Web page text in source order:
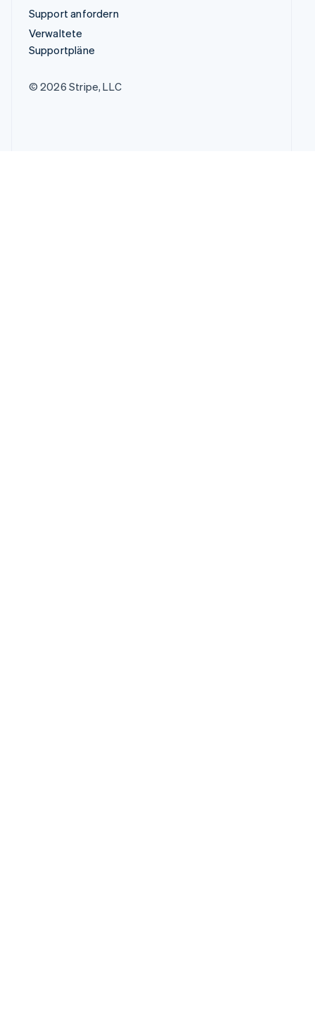
Support anfordern
Verwaltete
Supportpläne
© 2026 Stripe, LLC